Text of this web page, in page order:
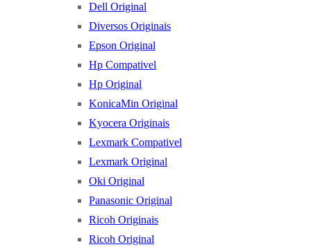
Dell Original
Diversos Originais
Epson Original
Hp Compativel
Hp Original
KonicaMin Original
Kyocera Originais
Lexmark Compativel
Lexmark Original
Oki Original
Panasonic Original
Ricoh Originais
Ricoh Original